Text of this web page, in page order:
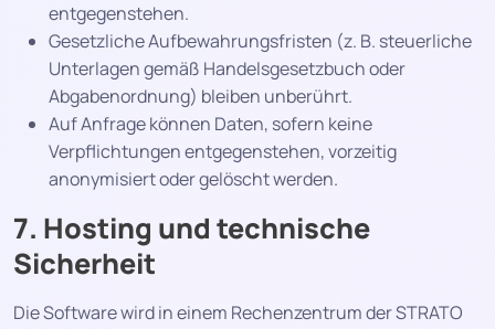
entgegenstehen.
Gesetzliche Aufbewahrungsfristen (z. B. steuerliche
Unterlagen gemäß Handelsgesetzbuch oder
Abgabenordnung) bleiben unberührt.
Auf Anfrage können Daten, sofern keine
Verpflichtungen entgegenstehen, vorzeitig
anonymisiert oder gelöscht werden.
7. Hosting und technische
Sicherheit
Die Software wird in einem Rechenzentrum der STRATO